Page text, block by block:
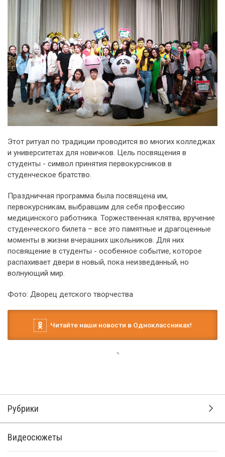
Этот ритуал по традиции проводится во многих колледжах
и университетах для новичков. Цель посвящения в
студенты - символ принятия первокурсников в
студенческое братство.
Праздничная программа была посвящена им,
первокурсникам, выбравшим для себя профессию
медицинского работника. Торжественная клятва, вручение
студенческого билета – все это памятные и драгоценные
моменты в жизни вчерашних школьников. Для них
посвящение в студенты - особенное событие, которое
распахивает двери в новый, пока неизведанный, но
волнующий мир.
Фото: Дворец детского творчества
Читайте наши новости в Одноклассниках!
Рубрики
Видеосюжеты